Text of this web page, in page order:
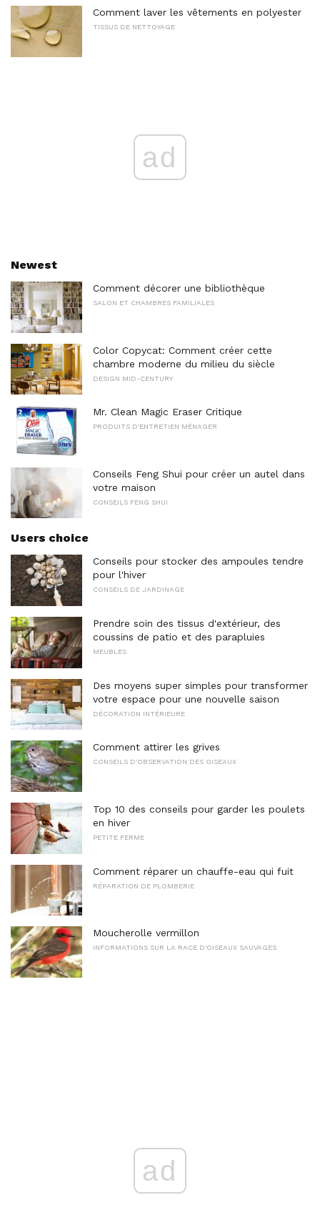
Comment laver les vêtements en polyester
TISSUS DE NETTOYAGE
ad
Newest
Comment décorer une bibliothèque
SALON ET CHAMBRES FAMILIALES
Color Copycat: Comment créer cette
chambre moderne du milieu du siècle
DESIGN MID-CENTURY
Mr. Clean Magic Eraser Critique
PRODUITS D'ENTRETIEN MÉNAGER
Conseils Feng Shui pour créer un autel dans
votre maison
CONSEILS FENG SHUI
Users choice
Conseils pour stocker des ampoules tendre
pour l'hiver
CONSEILS DE JARDINAGE
Prendre soin des tissus d'extérieur, des
coussins de patio et des parapluies
MEUBLES
Des moyens super simples pour transformer
votre espace pour une nouvelle saison
DÉCORATION INTÉRIEURE
Comment attirer les grives
CONSEILS D'OBSERVATION DES OISEAUX
Top 10 des conseils pour garder les poulets
en hiver
PETITE FERME
Comment réparer un chauffe-eau qui fuit
RÉPARATION DE PLOMBERIE
Moucherolle vermillon
INFORMATIONS SUR LA RACE D'OISEAUX SAUVAGES
ad